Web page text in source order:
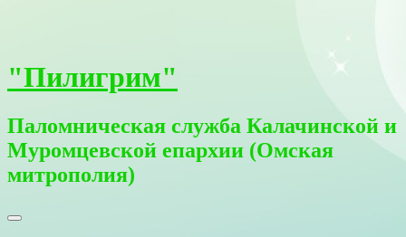
"Пилигрим"
Паломническая служба Калачинской и
Муромцевской епархии (Омская
митрополия)